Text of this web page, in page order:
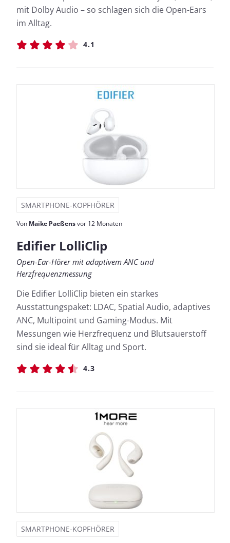
mit Dolby Audio – so schlagen sich die Open-Ears
im Alltag.
4.1
SMARTPHONE-KOPFHÖRER
Von Maike Paeßensvor 12 Monaten
Edifier LolliClip
Open-Ear-Hörer mit adaptivem ANC und
Herzfrequenzmessung
Die Edifier LolliClip bieten ein starkes
Ausstattungspaket: LDAC, Spatial Audio, adaptives
ANC, Multipoint und Gaming-Modus. Mit
Messungen wie Herzfrequenz und Blutsauerstoff
sind sie ideal für Alltag und Sport.
4.3
SMARTPHONE-KOPFHÖRER